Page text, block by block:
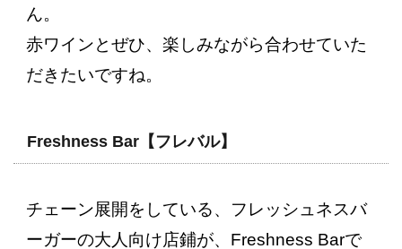
ん。
赤ワインとぜひ、楽しみながら合わせていた
だきたいですね。
Freshness Bar【フレバル】
チェーン展開をしている、フレッシュネスバ
ーガーの大人向け店鋪が、Freshness Barで